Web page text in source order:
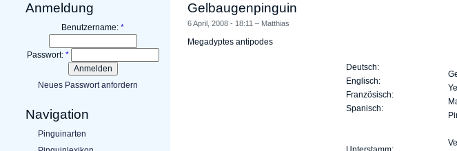
Anmeldung
Benutzername: *
Passwort: *
Neues Passwort anfordern
Navigation
Pinguinarten
Gelbaugenpinguin
6 April, 2008 - 18:11 – Matthias
Megadyptes antipodes
Deutsch:
Englisch:
Französisch:
Spanisch: